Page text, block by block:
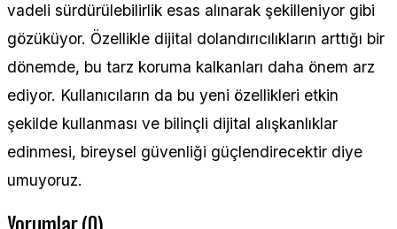
vadeli sürdürülebilirlik esas alınarak şekilleniyor gibi
gözüküyor. Özellikle dijital dolandırıcılıkların arttığı bir
dönemde, bu tarz koruma kalkanları daha önem arz
ediyor. Kullanıcıların da bu yeni özellikleri etkin
şekilde kullanması ve bilinçli dijital alışkanlıklar
edinmesi, bireysel güvenliği güçlendirecektir diye
umuyoruz.